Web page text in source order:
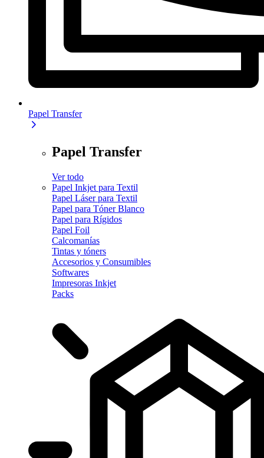
Papel Transfer
Papel Transfer
Ver todo
Papel Inkjet para Textil
Papel Láser para Textil
Papel para Tóner Blanco
Papel para Rígidos
Papel Foil
Calcomanías
Tintas y tóners
Accesorios y Consumibles
Softwares
Impresoras Inkjet
Packs